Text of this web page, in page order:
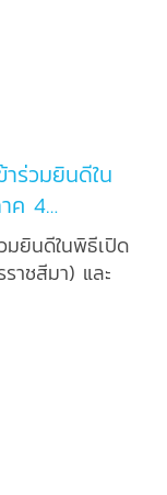
าร่วมยินดีใน
ค 4
. จังหวัด
มยินดีในพิธีเปิด
าชสีมา) และ